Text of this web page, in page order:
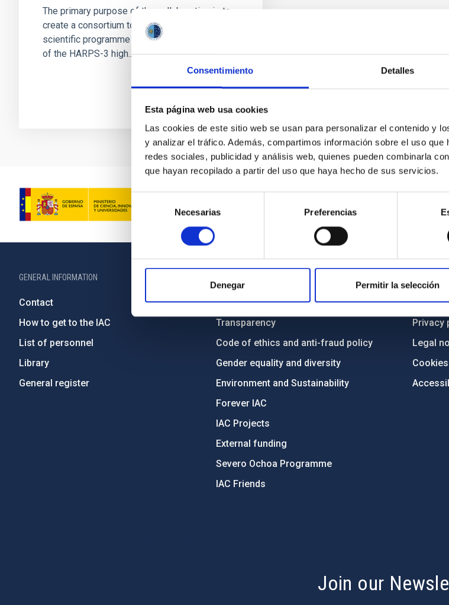
Consentimiento Detalles
Esta página web usa cookies
Las cookies de este sitio web se usan para personalizar el contenido y
y analizar el tráfico. Además, compartimos información sobre el uso
redes sociales, publicidad y análisis web, quienes pueden combinarla
que hayan recopilado a partir del uso que haya hecho de sus servicios.
consentimiento
Necesarias Preferencias
Denegar Permitir la selección
The primary purpose of the collaboration is to
create a consortium to jointly pursue a
scientific programme utilising the capabilities
of the HARPS-3 high...
GENERAL INFORMATION
Contact
How to get to the IAC
List of personnel
Library
General register
Legislation
Transparency
Code of ethics and anti-fraud policy
Gender equality and diversity
Environment and Sustainability
Forever IAC
IAC Projects
External funding
Severo Ochoa Programme
IAC Friends
Sitemap
Privacy
Legal
Join our